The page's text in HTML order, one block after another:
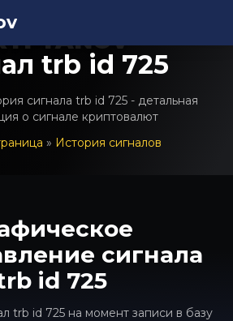
trb id 725
сигнала trb id 725 - детальная
о сигнале криптовалют
» История сигналов
сигнала
id 725
trb id 725 на момент записи в базу